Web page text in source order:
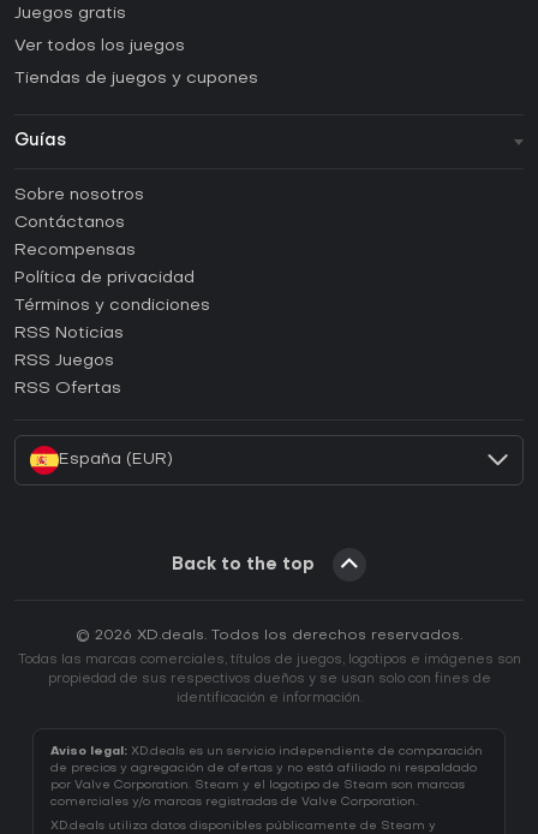
Juegos gratis
Ver todos los juegos
Tiendas de juegos y cupones
Guías
Guías y tutoriales
¿Cómo activar una CD Key de Steam?
¿Cómo activar una CD Key de Epic Games?
¿Cómo activar una CD Key de GOG?
¿Cómo activar una CD Key de Ubisoft Connect?
Sobre nosotros
Contáctanos
Recompensas
Política de privacidad
Términos y condiciones
RSS Noticias
RSS Juegos
RSS Ofertas
España (EUR)
Back to the top
© 2026 XD.deals. Todos los derechos reservados.
Todas las marcas comerciales, títulos de juegos, logotipos e imágenes son
propiedad de sus respectivos dueños y se usan solo con fines de
identificación e información.
Aviso legal: XD.deals es un servicio independiente de comparación
de precios y agregación de ofertas y no está afiliado ni respaldado
por Valve Corporation. Steam y el logotipo de Steam son marcas
comerciales y/o marcas registradas de Valve Corporation.
XD.deals utiliza datos disponibles públicamente de Steam y